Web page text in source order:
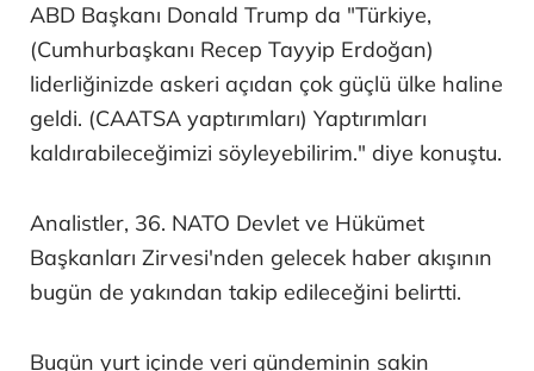
ABD Başkanı Donald Trump da "Türkiye,
(Cumhurbaşkanı Recep Tayyip Erdoğan)
liderliğinizde askeri açıdan çok güçlü ülke haline
geldi. (CAATSA yaptırımları) Yaptırımları
kaldırabileceğimizi söyleyebilirim." diye konuştu.
Analistler, 36.⁠ ⁠NATO Devlet ve Hükümet
Başkanları Zirvesi'nden gelecek haber akışının
bugün de yakından takip edileceğini belirtti.
Bugün yurt içinde veri gündeminin sakin